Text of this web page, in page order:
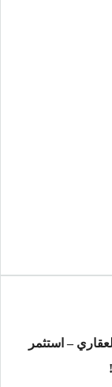
– استثمر